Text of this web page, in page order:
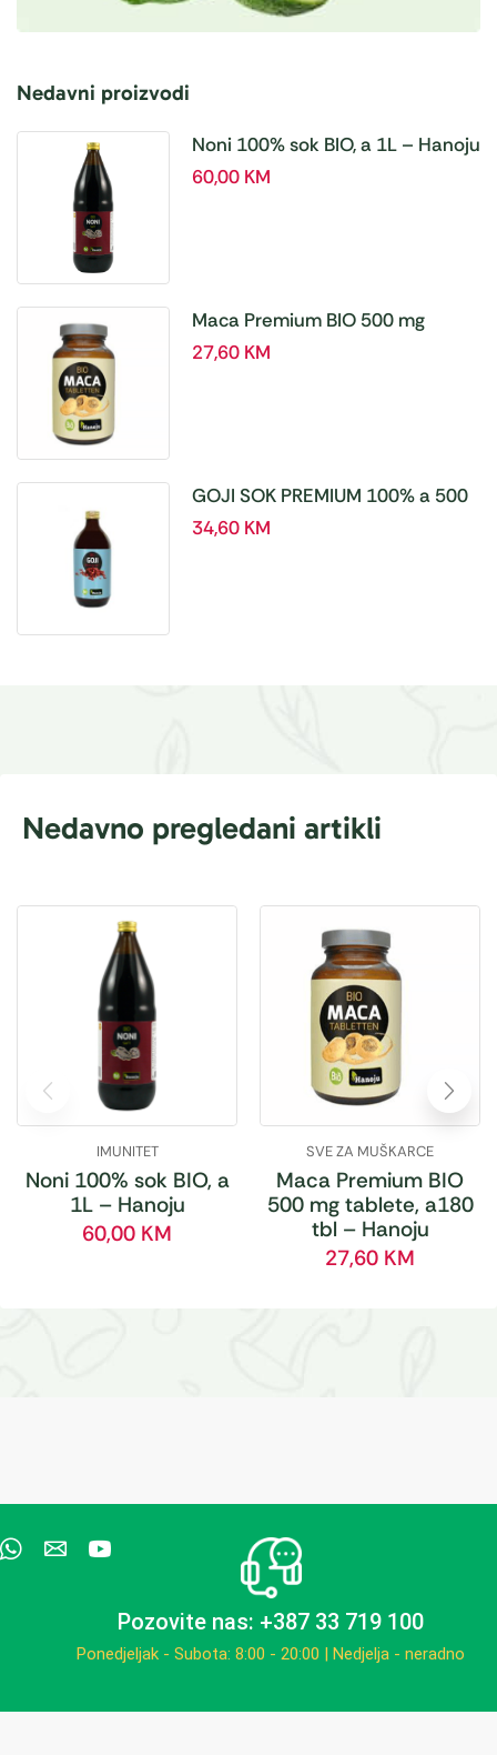
Nedavni proizvodi
Noni 100% sok BIO, a 1L – Hanoju
60,00 KM
Maca Premium BIO 500 mg
tablete, a180 tbl – Hanoju
27,60 KM
GOJI SOK PREMIUM 100% a 500
ml
34,60 KM
Nedavno pregledani artikli
IMUNITET
Noni 100% sok BIO, a
1L – Hanoju
60,00 KM
SVE ZA MUŠKARCE
Maca Premium BIO
500 mg tablete, a180
tbl – Hanoju
27,60 KM
Pozovite nas: +387 33 719 100
Ponedjeljak - Subota: 8:00 - 20:00 | Nedjelja - neradno